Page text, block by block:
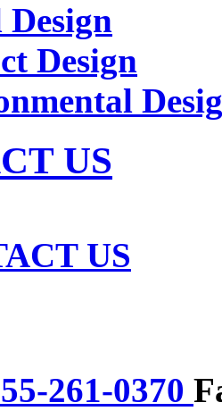
Design
US
US
261-0370